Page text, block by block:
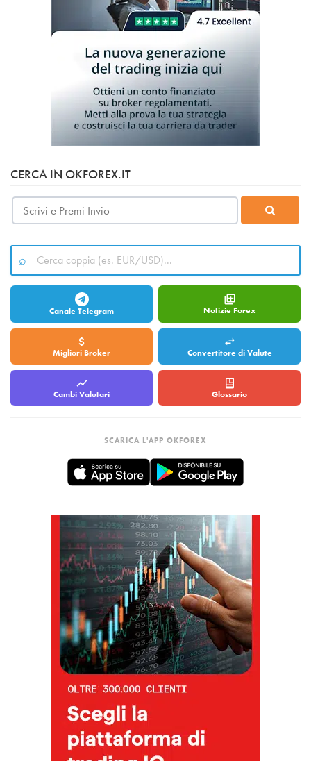
CERCA IN OKFOREX.IT
Canale Telegram Notizie Forex
Migliori Broker Convertitore di Valute
Cambi Valutari Glossario
SCARICA L'APP OKFOREX